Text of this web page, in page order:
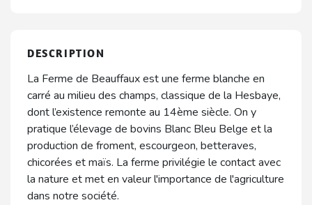
DESCRIPTION
La Ferme de Beauffaux est une ferme blanche en
carré au milieu des champs, classique de la Hesbaye,
dont l’existence remonte au 14ème siècle. On y
pratique l’élevage de bovins Blanc Bleu Belge et la
production de froment, escourgeon, betteraves,
chicorées et maïs. La ferme privilégie le contact avec
la nature et met en valeur l'importance de l'agriculture
dans notre société.